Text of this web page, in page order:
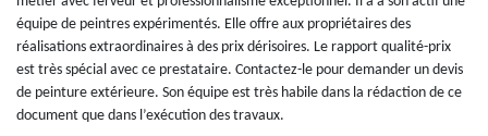
équipe de peintres expérimentés. Elle offre aux propriétaires des
réalisations extraordinaires à des prix dérisoires. Le rapport qualité-prix
est très spécial avec ce prestataire. Contactez-le pour demander un devis
de peinture extérieure. Son équipe est très habile dans la rédaction de ce
document que dans l’exécution des travaux.